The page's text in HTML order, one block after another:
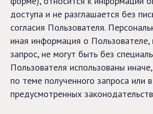
доступа и не разглашается без
согласия Пользователя.
иная информация о Пользователе,
запрос, не могут быть без
Пользователя использованы
по теме полученного запроса или
предусмотренных